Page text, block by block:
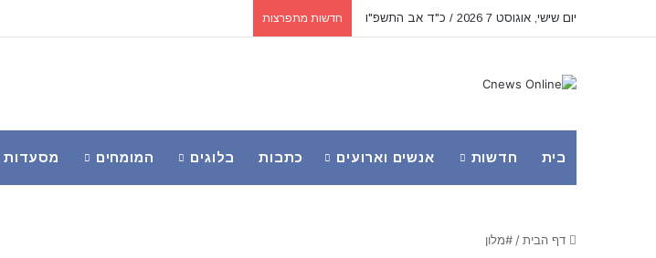
יום שישי, אוגוסט 7 2026 / כ"ד אב התשפ"ו חדשות מתפרצות
בית חדשות אנשים וארועים כתבות בלוגים המומחים מסעדות
דף הבית/ #מלון